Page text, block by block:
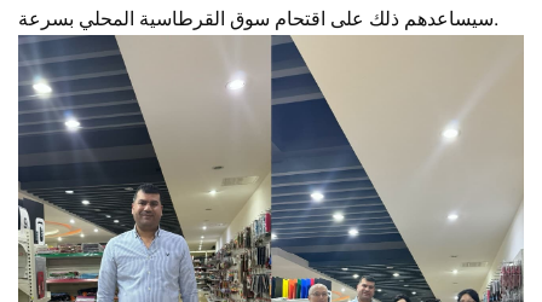
سيساعدهم ذلك على اقتحام سوق القرطاسية المحلي بسرعة.